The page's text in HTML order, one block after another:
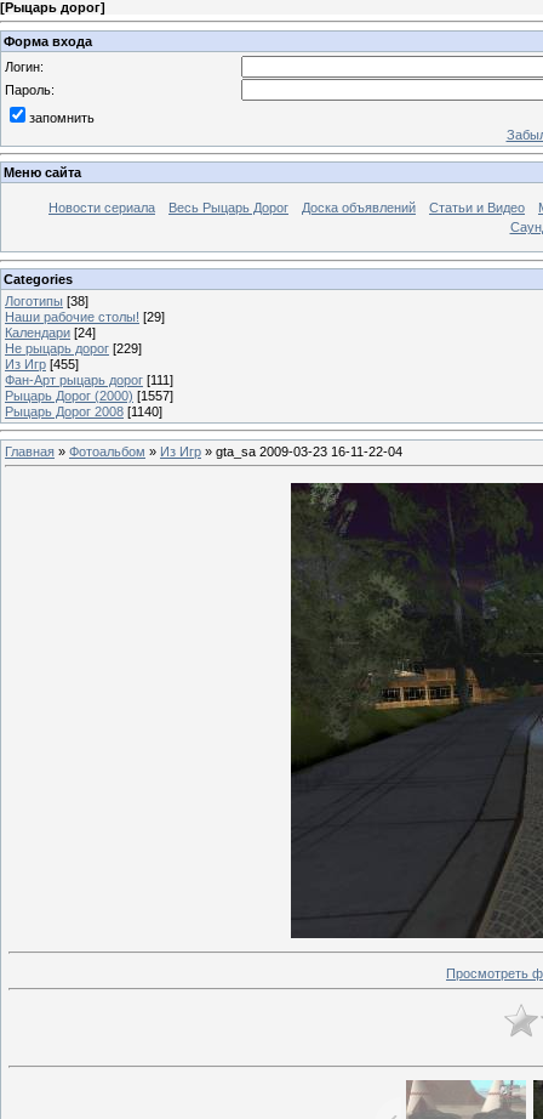
[Рыцарь дорог]
Форма входа
Логин:
Пароль:
запомнить
Меню сайта
Новости сериала Весь Рыцарь Дорог Доска объявлений Статьи и Видео
Categories
Логотипы [38]
Наши рабочие столы! [29]
Календари [24]
Не рыцарь дорог [229]
Из Игр [455]
Фан-Арт рыцарь дорог [111]
Рыцарь Дорог (2000) [1557]
Рыцарь Дорог 2008 [1140]
Главная » Фотоальбом » Из Игр » gta_sa 2009-03-23 16-11-22-04
Просмотреть